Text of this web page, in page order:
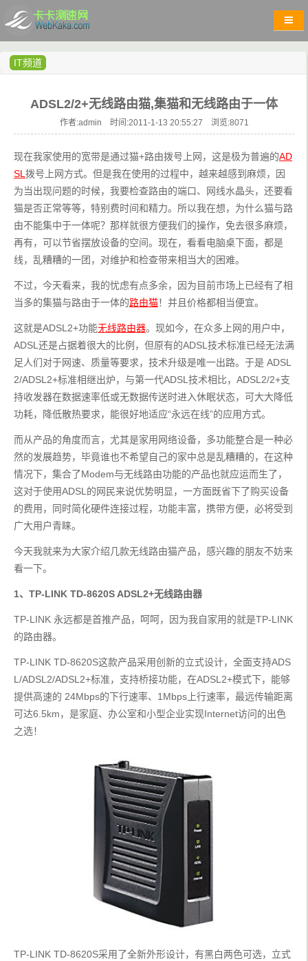
IT频道
ADSL2/2+无线路由猫,集猫和无线路由于一体
作者:admin 时间:2011-1-13 20:55:27 浏览:8071
现在我家使用的宽带是通过猫+路由拨号上网，这是极为普遍的AD
SL 拨号上网方式。但是我在使用的过程中，越来越感到麻烦，因
为当出现问题的时候，我要检查路由的端口、网线水晶头，还要看
猫是否正常等等，特别费时间和精力。所以我在想，为什么猫与路
由不能集中于一体呢？那样就很方便我们的操作，免去很多麻烦，
再有，可以节省摆放设备的空间。现在，看看电脑桌下面，都是
线，乱糟糟的一团，对维护和检查带来相当大的困难。
不过，今天看来，我的忧虑有点多余，因为目前市场上已经有了相
当多的集猫与路由于一体的路由猫！并且价格都相当便宜。
这就是ADSL2+功能无线路由器。现如今，在众多上网的用户中，
ADSL还是占据着很大的比例，但原有的ADSL技术标准已经无法满
足人们对于网速、质量等要求，技术升级是唯一出路。于是 ADSL
2/ADSL2+标准相继出炉，与第一代ADSL技术相比，ADSL2/2+支
持收发器在数据速率低或无数据传送时进入休眠状态，可大大降低
功耗，降低散热要求，能很好地适应“永远在线”的应用方式。
而从产品的角度而言，尤其是家用网络设备，多功能整合是一种必
然的发展趋势，毕竟谁也不希望自己的家中总是乱糟糟的，在这种
情况下，集合了Modem与无线路由功能的产品也就应运而生了，
这对于使用ADSL的网民来说优势明显，一方面既省下了购买设备
的费用，同时简化硬件连接过程，功能丰富，携带方便，必将受到
广大用户青睐。
今天我就来为大家介绍几款无线路由猫产品，感兴趣的朋友不妨来
看一下。
1、TP-LINK TD-8620S ADSL2+无线路由器
TP-LINK 永远都是首推产品，呵呵，因为我自家用的就是TP-LINK
的路由器。
TP-LINK TD-8620S这款产品采用创新的立式设计，全面支持ADS
L/ADSL2/ADSL2+标准，支持桥接功能，在ADSL2+模式下，能够
提供高速的 24Mbps的下行速率、1Mbps上行速率，最远传输距离
可达6.5km，是家庭、办公室和小型企业实现Internet访问的出色
之选！
TP-LINK TD-8620S采用了全新外形设计，有黑白两色可选，立式